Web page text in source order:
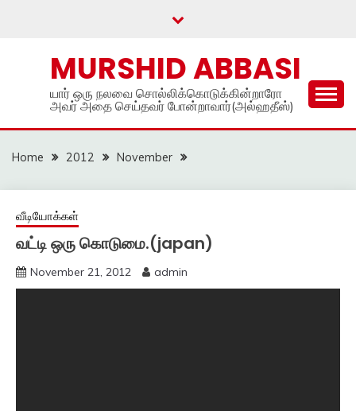
MURSHID ABBASI
யார் ஒரு நலவை சொல்லிக்கொடுக்கின்றாரோ
அவர் அதை செய்தவர் போன்றாவார்(அல்ஹதீஸ்)
Home 2012 November
வீடியோக்கள்
வட்டி ஒரு கொடுமை.(japan)
November 21, 2012 admin